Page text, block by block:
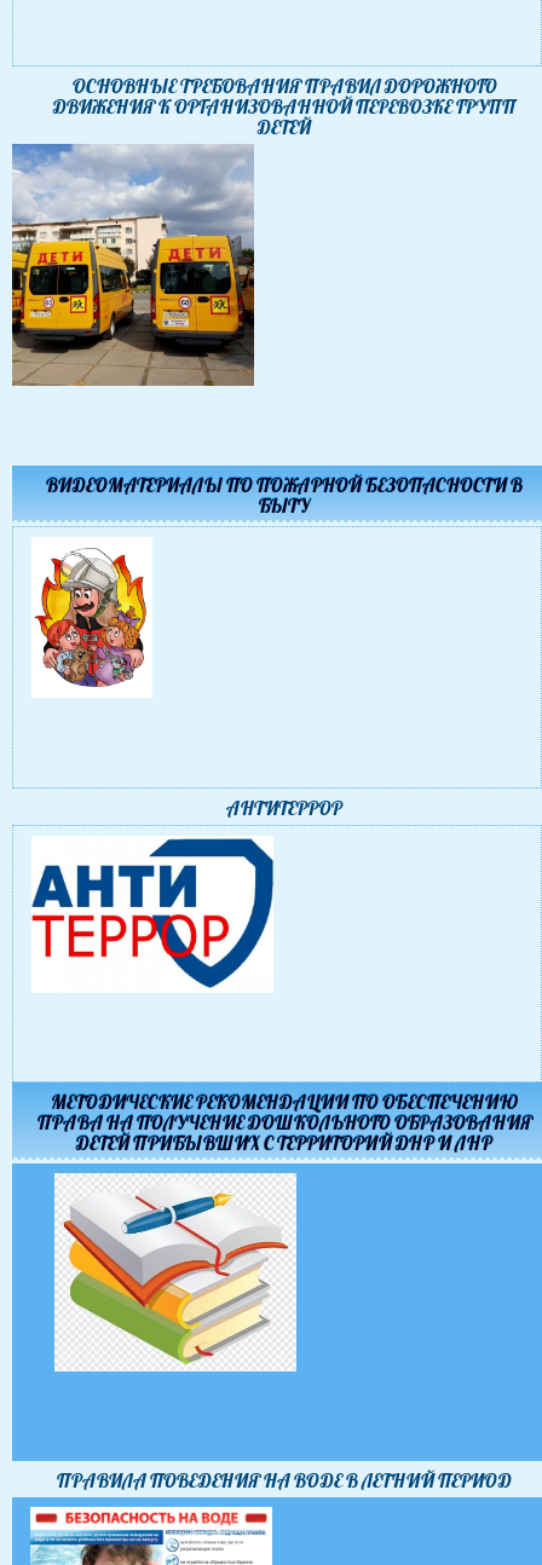
ОСНОВНЫЕ ТРЕБОВАНИЯ ПРАВИЛ ДОРОЖНОГО
ДВИЖЕНИЯ К ОРГАНИЗОВАННОЙ ПЕРЕВОЗКЕ ГРУПП
ДЕТЕЙ
ВИДЕОМАТЕРИАЛЫ ПО ПОЖАРНОЙ БЕЗОПАСНОСТИ В
БЫТУ
АНТИТЕРРОР
МЕТОДИЧЕСКИЕ РЕКОМЕНДАЦИИ ПО ОБЕСПЕЧЕНИЮ
ПРАВА НА ПОЛУЧЕНИЕ ДОШКОЛЬНОГО ОБРАЗОВАНИЯ
ДЕТЕЙ ПРИБЫВШИХ С ТЕРРИТОРИЙ ДНР И ЛНР
ПРАВИЛА ПОВЕДЕНИЯ НА ВОДЕ В ЛЕТНИЙ ПЕРИОД